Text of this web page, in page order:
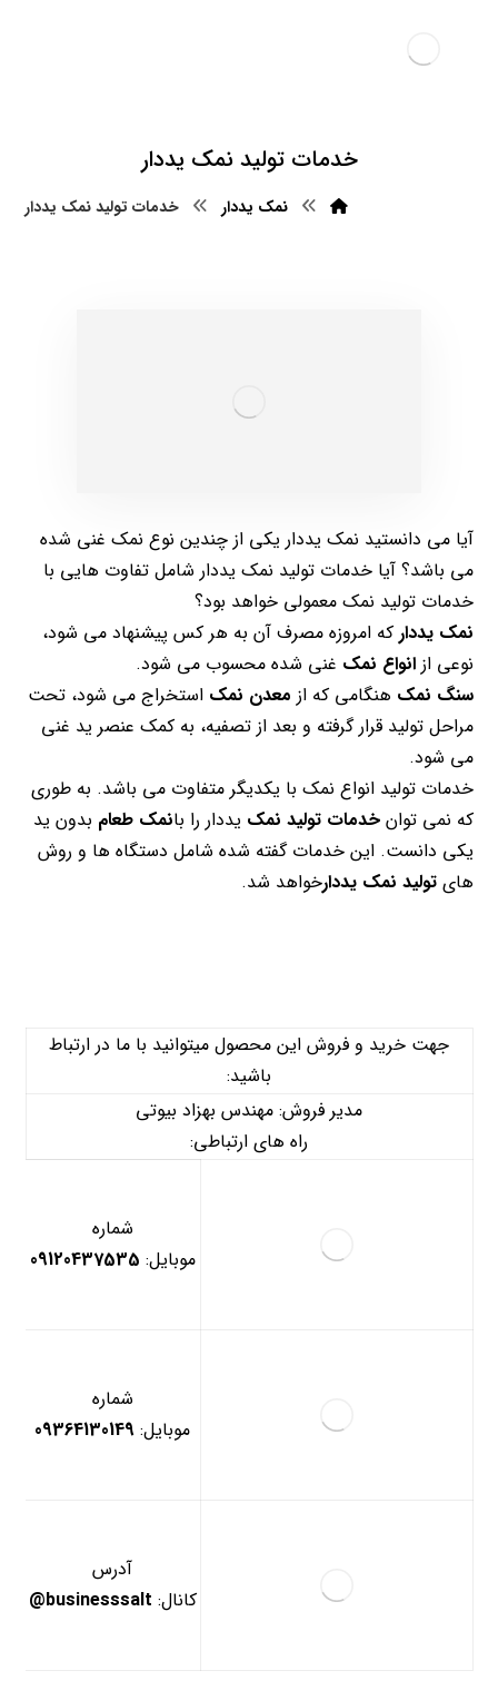
خدمات تولید نمک یددار
نمک یددار خدمات تولید نمک یددار
آیا می دانستید نمک یددار یکی از چندین نوع نمک غنی شده
می باشد؟ آیا خدمات تولید نمک یددار شامل تفاوت هایی با
خدمات تولید نمک معمولی خواهد بود؟
نمک یددار که امروزه مصرف آن به هر کس پیشنهاد می شود،
نوعی ازانواع نمک غنی شده محسوب می شود.
سنگ نمک هنگامی که از معدن نمک استخراج می شود، تحت
مراحل تولید قرار گرفته و بعد از تصفیه، به کمک عنصر ید غنی
می شود.
خدمات تولید انواع نمک با یکدیگر متفاوت می باشد. به طوری
که نمی توانخدمات تولید نمک یددار را بانمک طعام بدون ید
یکی دانست. این خدمات گفته شده شامل دستگاه ها و روش
هایتولید نمک یددارخواهد شد.
جهت خرید و فروش این محصول میتوانید با ما در ارتباط
باشید:
مدیر فروش: مهندس بهزاد بیوتی
راه های ارتباطی:
شماره
موبایل: 09120437535
شماره
موبایل: 09364130149
آدرس
کانال: businesssalt@